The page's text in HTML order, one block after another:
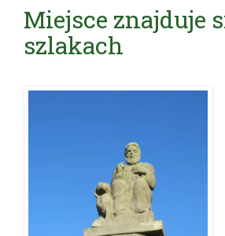
Miejsce znajduje
szlakach